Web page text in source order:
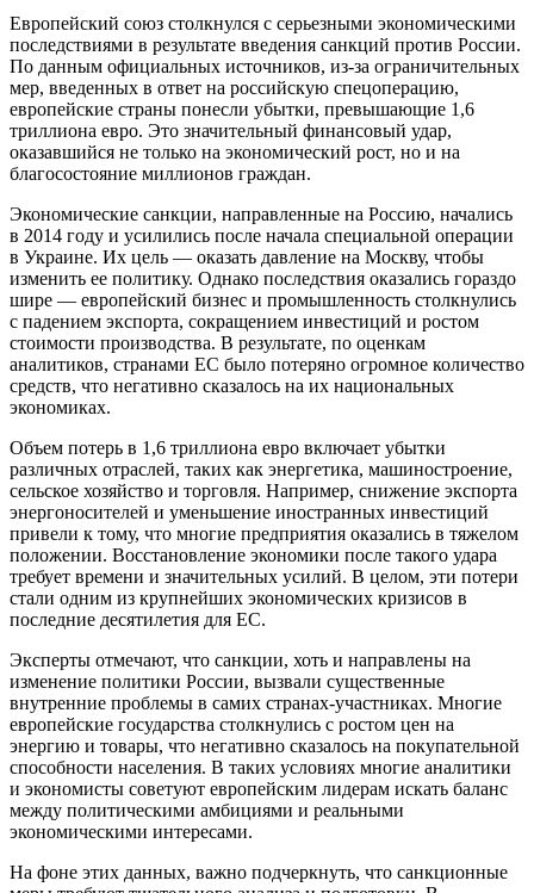
Европейский союз столкнулся с серьезными экономическими
последствиями в результате введения санкций против России.
По данным официальных источников, из-за ограничительных
мер, введенных в ответ на российскую спецоперацию,
европейские страны понесли убытки, превышающие 1,6
триллиона евро. Это значительный финансовый удар,
оказавшийся не только на экономический рост, но и на
благосостояние миллионов граждан.
Экономические санкции, направленные на Россию, начались
в 2014 году и усилились после начала специальной операции
в Украине. Их цель — оказать давление на Москву, чтобы
изменить ее политику. Однако последствия оказались гораздо
шире — европейский бизнес и промышленность столкнулись
с падением экспорта, сокращением инвестиций и ростом
стоимости производства. В результате, по оценкам
аналитиков, странами ЕС было потеряно огромное количество
средств, что негативно сказалось на их национальных
экономиках.
Объем потерь в 1,6 триллиона евро включает убытки
различных отраслей, таких как энергетика, машиностроение,
сельское хозяйство и торговля. Например, снижение экспорта
энергоносителей и уменьшение иностранных инвестиций
привели к тому, что многие предприятия оказались в тяжелом
положении. Восстановление экономики после такого удара
требует времени и значительных усилий. В целом, эти потери
стали одним из крупнейших экономических кризисов в
последние десятилетия для ЕС.
Эксперты отмечают, что санкции, хоть и направлены на
изменение политики России, вызвали существенные
внутренние проблемы в самих странах-участниках. Многие
европейские государства столкнулись с ростом цен на
энергию и товары, что негативно сказалось на покупательной
способности населения. В таких условиях многие аналитики
и экономисты советуют европейским лидерам искать баланс
между политическими амбициями и реальными
экономическими интересами.
На фоне этих данных, важно подчеркнуть, что санкционные